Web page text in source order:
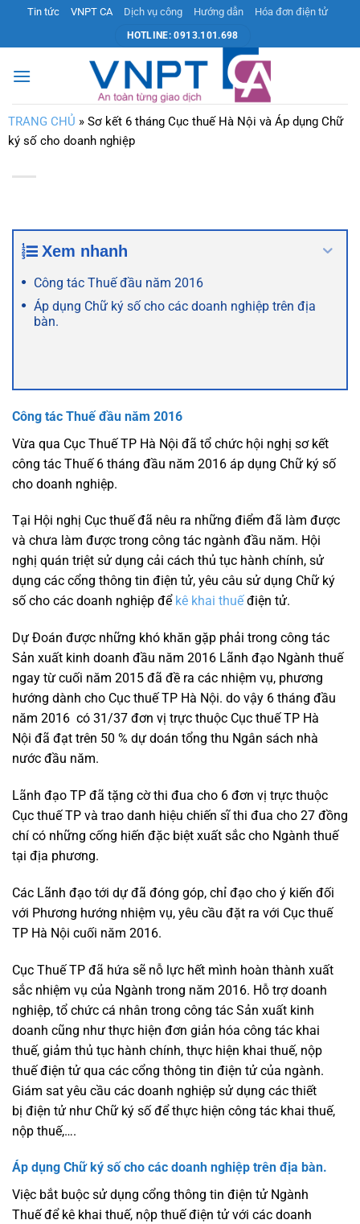
nội
dung
Tin tức VNPT CA Dịch vụ công Hướng dẫn Hóa đơn điện tử
HOTLINE: 0913.101.698
TRANG CHỦ » Sơ kết 6 tháng Cục thuế Hà Nội và Áp dụng Chữ
ký số cho doanh nghiệp
Xem nhanh
Công tác Thuế đầu năm 2016
Áp dụng Chữ ký số cho các doanh nghiệp trên địa
bàn.
Công tác Thuế đầu năm 2016
Vừa qua Cục Thuế TP Hà Nội đã tổ chức hội nghị sơ kết
công tác Thuế 6 tháng đầu năm 2016 áp dụng Chữ ký số
cho doanh nghiệp.
Tại Hội nghị Cục thuế đã nêu ra những điểm đã làm được
và chưa làm được trong công tác ngành đầu năm. Hội
nghị quán triệt sử dụng cải cách thủ tục hành chính, sử
dụng các cổng thông tin điện tử, yêu câu sử dụng Chữ ký
số cho các doanh nghiệp để kê khai thuếđiện tử.
Dự Đoán được những khó khăn gặp phải trong công tác
Sản xuất kinh doanh đầu năm 2016 Lãnh đạo Ngành thuế
ngay từ cuối năm 2015 đã đề ra các nhiệm vụ, phương
hướng dành cho Cục thuế TP Hà Nội. do vậy 6 tháng đầu
năm 2016 có 31/37 đơn vị trực thuộc Cục thuế TP Hà
Nội đã đạt trên 50 % dự doán tổng thu Ngân sách nhà
nước đầu năm.
Lãnh đạo TP đã tặng cờ thi đua cho 6 đơn vị trực thuộc
Cục thuế TP và trao danh hiệu chiến sĩ thi đua cho 27 đồng
chí có những cống hiến đặc biệt xuất sắc cho Ngành thuế
tại địa phương.
Các Lãnh đạo tới dự đã đóng góp, chỉ đạo cho ý kiến đối
với Phương hướng nhiệm vụ, yêu cầu đặt ra với Cục thuế
TP Hà Nội cuối năm 2016.
Cục Thuế TP đã hứa sẽ nỗ lực hết mình hoàn thành xuất
sắc nhiệm vụ của Ngành trong năm 2016. Hỗ trợ doanh
nghiệp, tổ chức cá nhân trong công tác Sản xuất kinh
doanh cũng như thực hiện đơn giản hóa công tác khai
thuế, giảm thủ tục hành chính, thực hiện khai thuế, nộp
thuế điện tử qua các cổng thông tin điện tử của ngành.
Giám sat yêu cầu các doanh nghiệp sử dụng các thiết
bị điện tử như Chữ ký số để thực hiện công tác khai thuế,
nộp thuế,….
Áp dụng Chữ ký số cho các doanh nghiệp trên địa bàn.
Việc bắt buộc sử dụng cổng thông tin điện tử Ngành
Thuế để kê khai thuế, nộp thuế điện tử với các doanh